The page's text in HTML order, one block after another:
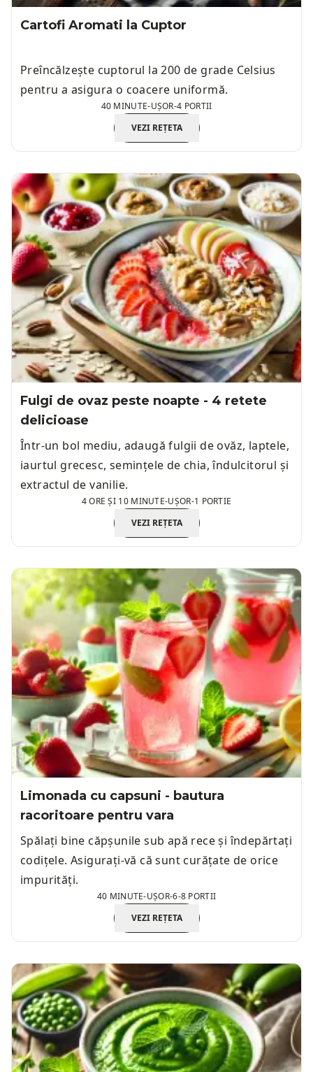
Cartofi Aromati la Cuptor
Preîncălzește cuptorul la 200 de grade Celsius
pentru a asigura o coacere uniformă.
40 MINUTE-UȘOR-4 PORTII
VEZI REȚETA
Fulgi de ovaz peste noapte - 4 retete
delicioase
Într-un bol mediu, adaugă fulgii de ovăz, laptele,
iaurtul grecesc, semințele de chia, îndulcitorul și
extractul de vanilie.
4 ORE ȘI 10 MINUTE-UȘOR-1 PORTIE
VEZI REȚETA
Limonada cu capsuni - bautura
racoritoare pentru vara
Spălați bine căpșunile sub apă rece și îndepărtați
codițele. Asigurați-vă că sunt curățate de orice
impurități.
40 MINUTE-UȘOR-6-8 PORTII
VEZI REȚETA